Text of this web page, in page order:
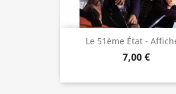
Le 51ème État -
7,00 €